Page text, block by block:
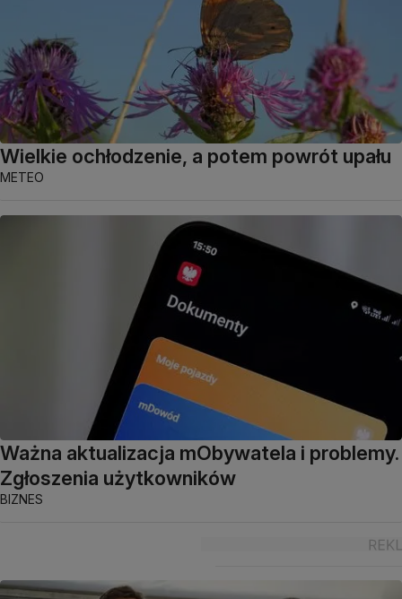
Wielkie ochłodzenie, a potem powrót upału
METEO
Ważna aktualizacja mObywatela i problemy.
Zgłoszenia użytkowników
BIZNES